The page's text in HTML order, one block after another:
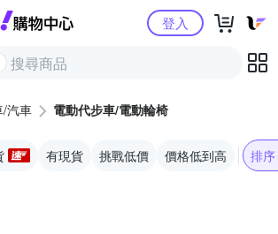
Yahoo購物中心登入
/汽車 電動代步車/電動輪椅
有現貨 挑戰低價 價格低到高 排序